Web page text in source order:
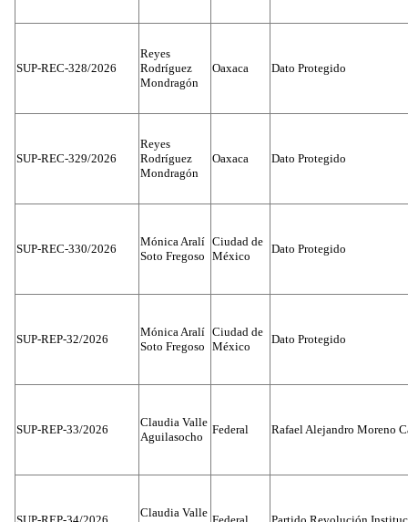
SUP-REC-328/2026
Reyes
Rodríguez
Mondragón
Oaxaca Dato Protegido
SUP-REC-329/2026
Reyes
Rodríguez
Mondragón
Oaxaca Dato Protegido
SUP-REC-330/2026
Mónica Aralí
Soto Fregoso
Ciudad de
México
Dato Protegido
SUP-REP-32/2026
Mónica Aralí
Soto Fregoso
Ciudad de
México
Dato Protegido
SUP-REP-33/2026
Claudia Valle
Aguilasocho
Federal Rafael Alejandro Moreno
Claudia Valle